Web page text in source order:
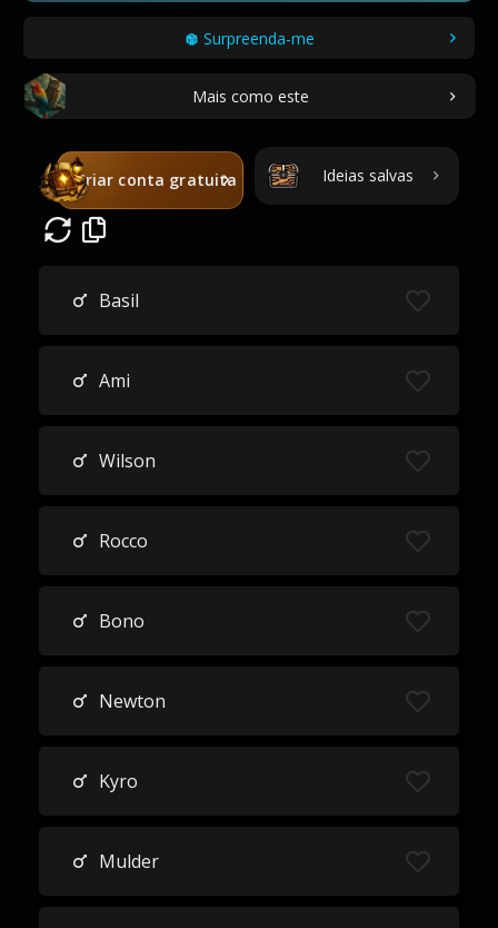
Surpreenda-me
Mais como este
Criar conta gratuita Ideias salvas
Basil
Ami
Wilson
Rocco
Bono
Newton
Kyro
Mulder